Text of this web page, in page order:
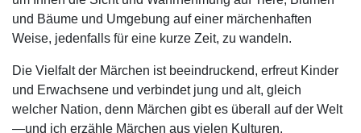
und Bäume und Umgebung auf einer märchenhaften
Weise, jedenfalls für eine kurze Zeit, zu wandeln.
Die Vielfalt der Märchen ist beeindruckend, erfreut Kinder
und Erwachsene und verbindet jung und alt, gleich
welcher Nation, denn Märchen gibt es überall auf der Welt
—und ich erzähle Märchen aus vielen Kulturen.